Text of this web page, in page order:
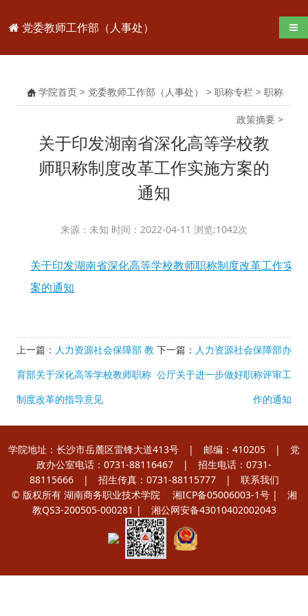
党委教师工作部（人事处） 导
学院首页 > 党委教师工作部（人事处） > 职称专栏 > 职称
政策摘要 >
关于印发湖南省深化高等学校教
师职称制度改革工作实施方案的
通知
来源：未知 时间：2022-04-11 浏览:1042次
关于印发湖南省深化高等学校教师职称制度改革工作实施
案的通知
上一篇： 人力资源社会保障部 教
育部关于深化高等学校教师职称
制度改革的指导意见
下一篇： 人力资源社会保障部办
公厅关于进一步做好职称评审工
作的通知
学院地址：长沙市岳麓区雷锋大道413号 | 邮编：410205 | 党
政办公室电话：0731-88116467 | 招生电话：0731-
88115666 | 招生传真：0731-88115777 | 联系我们
© 版权所有 湖南商务职业技术学院
湘ICP备05006003-1号 | 湘
教QS3-200505-000281 | 湘公网安备43010402002043